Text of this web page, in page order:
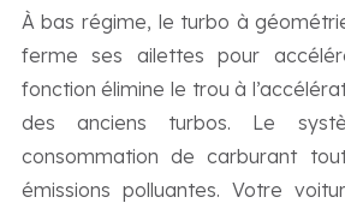
À bas régime, le turbo à
ferme ses ailettes pour
fonction élimine le trou à
des anciens turbos. Le
consommation de carburant
émissions polluantes. Votre